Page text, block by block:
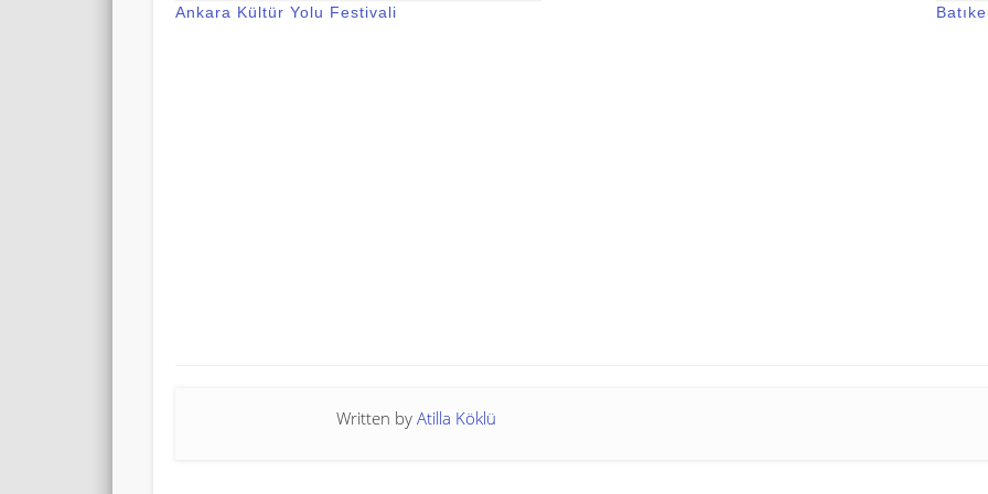
Ankara Kültür Yolu Festivali
Written by Atilla Köklü